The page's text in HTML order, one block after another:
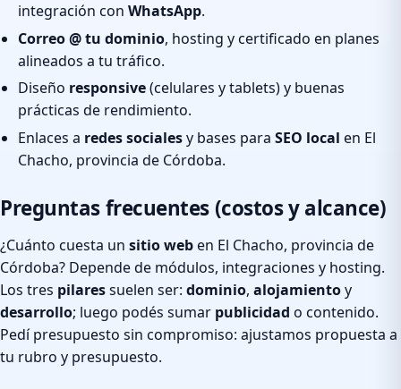
integración con WhatsApp.
Correo @ tu dominio, hosting y certificado en planes
alineados a tu tráfico.
Diseño responsive(celulares y tablets) y buenas
prácticas de rendimiento.
Enlaces a redes socialesy bases para SEO local en El
Chacho, provincia de Córdoba.
Preguntas frecuentes (costos y alcance)
¿Cuánto cuesta un sitio weben El Chacho, provincia de
Córdoba? Depende de módulos, integraciones y hosting.
Los tres pilaressuelen ser: dominio, alojamientoy
desarrollo; luego podés sumar publicidad o contenido.
Pedí presupuesto sin compromiso: ajustamos propuesta a
tu rubro y presupuesto.